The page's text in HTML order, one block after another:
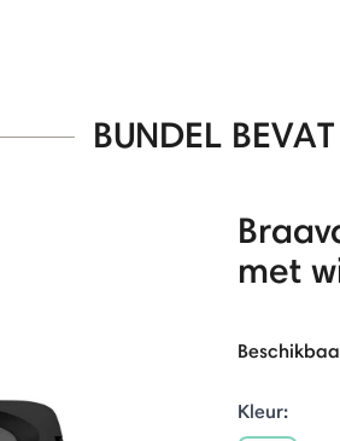
BUNDEL BEVAT
met
Kleur: